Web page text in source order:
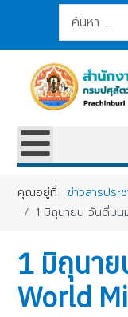
การค้นหา
คุณอยู่ที่:ข่าวสารปร
1 มิถุนายน วันดื่ม
1 มิถุนา
World